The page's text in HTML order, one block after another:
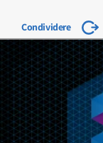
Condividere